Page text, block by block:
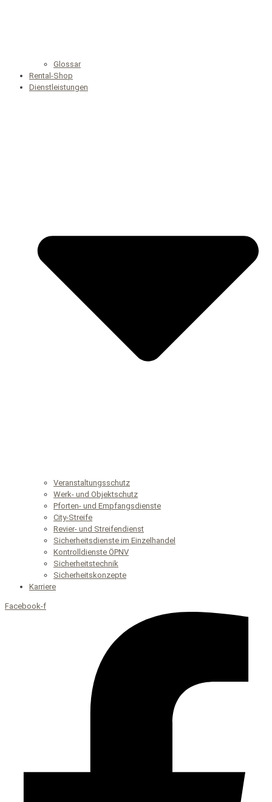
Glossar
Rental-Shop
Dienstleistungen
Veranstaltungsschutz
Werk- und Objektschutz
Pforten- und Empfangsdienste
City-Streife
Revier- und Streifendienst
Sicherheitsdienste im Einzelhandel
Kontrolldienste ÖPNV
Sicherheitstechnik
Sicherheitskonzepte
Karriere
Facebook-f